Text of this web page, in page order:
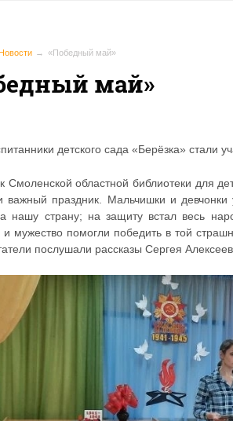
Новости «Победный май»
май»
детского сада «Берёзка» стали
Смоленской областной библиотеки для
важный праздник. Мальчишки и
нашу страну; на защиту встал весь
и мужество помогли победить в той
послушали рассказы Сергея